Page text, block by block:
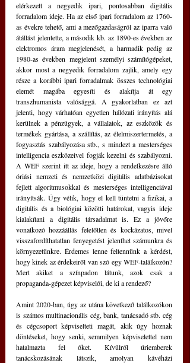
elérkezett a negyedik ipari, pontosabban digitális
forradalom ideje. Ha az első ipari forradalom az 1760-
as évekre tehető, ami a mezőgazdaságról az iparra való
átállást jelentette, a második kb. az 1890-es években az
elektromos áram megjelenését, a harmadik pedig az
1980-as években megjelent személyi számítógépeket,
akkor most a negyedik forradalom zajlik, amely egy
része a korábbi ipari forradalmak összes technológiai
elemét magába egyesíti és alakítja át egy
transzhumanista valósággá. A gyakorlatban ez azt
jelenti, hogy várhatóan egyetlen hálózati irányítás alá
kerülnek a pénzügyek, a vállalatok, az eszközök és
termékek gyártása, a szállítás, az élelmiszertermelés, a
fogyasztás szabályozása stb., s mindezt a mesterséges
intelligencia eszközeivel fogják kezelni és szabályozni.
A WEF szerint itt az ideje, hogy a rendelkezésre álló
óriási nemzeti és nemzetközi digitális adatbázisokat
fejlett algoritmusokkal és mesterséges intelligenciával
irányítsák. Úgy vélik, hogy el kell tüntetni a fizikai, a
digitális és a biológiai közötti határokat, vagyis ideje
kialakítani a digitális társadalmat is. Ez a jövőre
vonatkozó hozzáállás felelőtlen és kockázatos, mivel
visszafordíthatatlan fenyegetést jelenthet számunkra és
környezetünkre. Érdemes lenne feltennünk a kérdést,
hogy kinek az érdekeiről van szó egy WEF-találkozón?
Mert akiket a színpadon látunk, azok csak a
propaganda-gépezet képviselői, de ki a rendező?
Amint 2020-ban, úgy az utána következő találkozókon
is számos multinacionális cég, bank, tanácsadó stb. cég
és cégcsoport képviselteti magát, akik úgy hoznak
döntéseket, hogy senki, semmilyen képviselettel nem
hatalmazta fel őket. Kívülről úriemberek
tanácskozásának látszik, amolyan kávéházi